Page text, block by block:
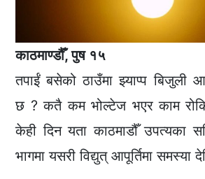
काठमाण्डौँ, पुष १५
तपाईं बसेको ठाउँमा झ्याप्प बिजुली
छ ? कतै कम भोल्टेज भएर काम
केही दिन यता काठमाडौँ उपत्यका
भागमा यसरी विद्युत् आपूर्तिमा समस्या